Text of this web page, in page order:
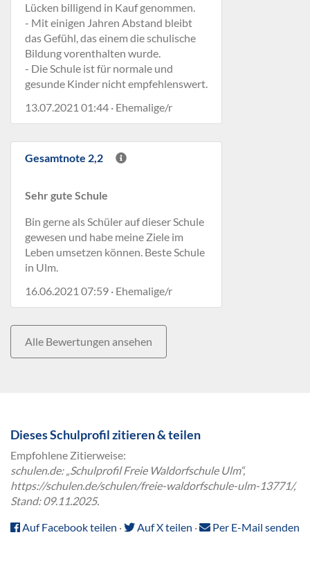
Lücken billigend in Kauf genommen.
- Mit einigen Jahren Abstand bleibt
das Gefühl, das einem die schulische
Bildung vorenthalten wurde.
- Die Schule ist für normale und
gesunde Kinder nicht empfehlenswert.
13.07.2021 01:44 · Ehemalige/r
Gesamtnote 2,2
Sehr gute Schule
Bin gerne als Schüler auf dieser Schule
gewesen und habe meine Ziele im
Leben umsetzen können. Beste Schule
in Ulm.
16.06.2021 07:59 · Ehemalige/r
Alle Bewertungen ansehen
Dieses Schulprofil zitieren & teilen
Empfohlene Zitierweise:
schulen.de: „Schulprofil Freie Waldorfschule Ulm“,
https://schulen.de/schulen/freie-waldorfschule-ulm-13771/,
Stand: 09.11.2025.
Auf Facebook teilen · Auf X teilen · Per E-Mail senden